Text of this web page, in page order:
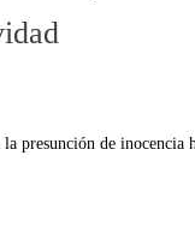
la presunción de